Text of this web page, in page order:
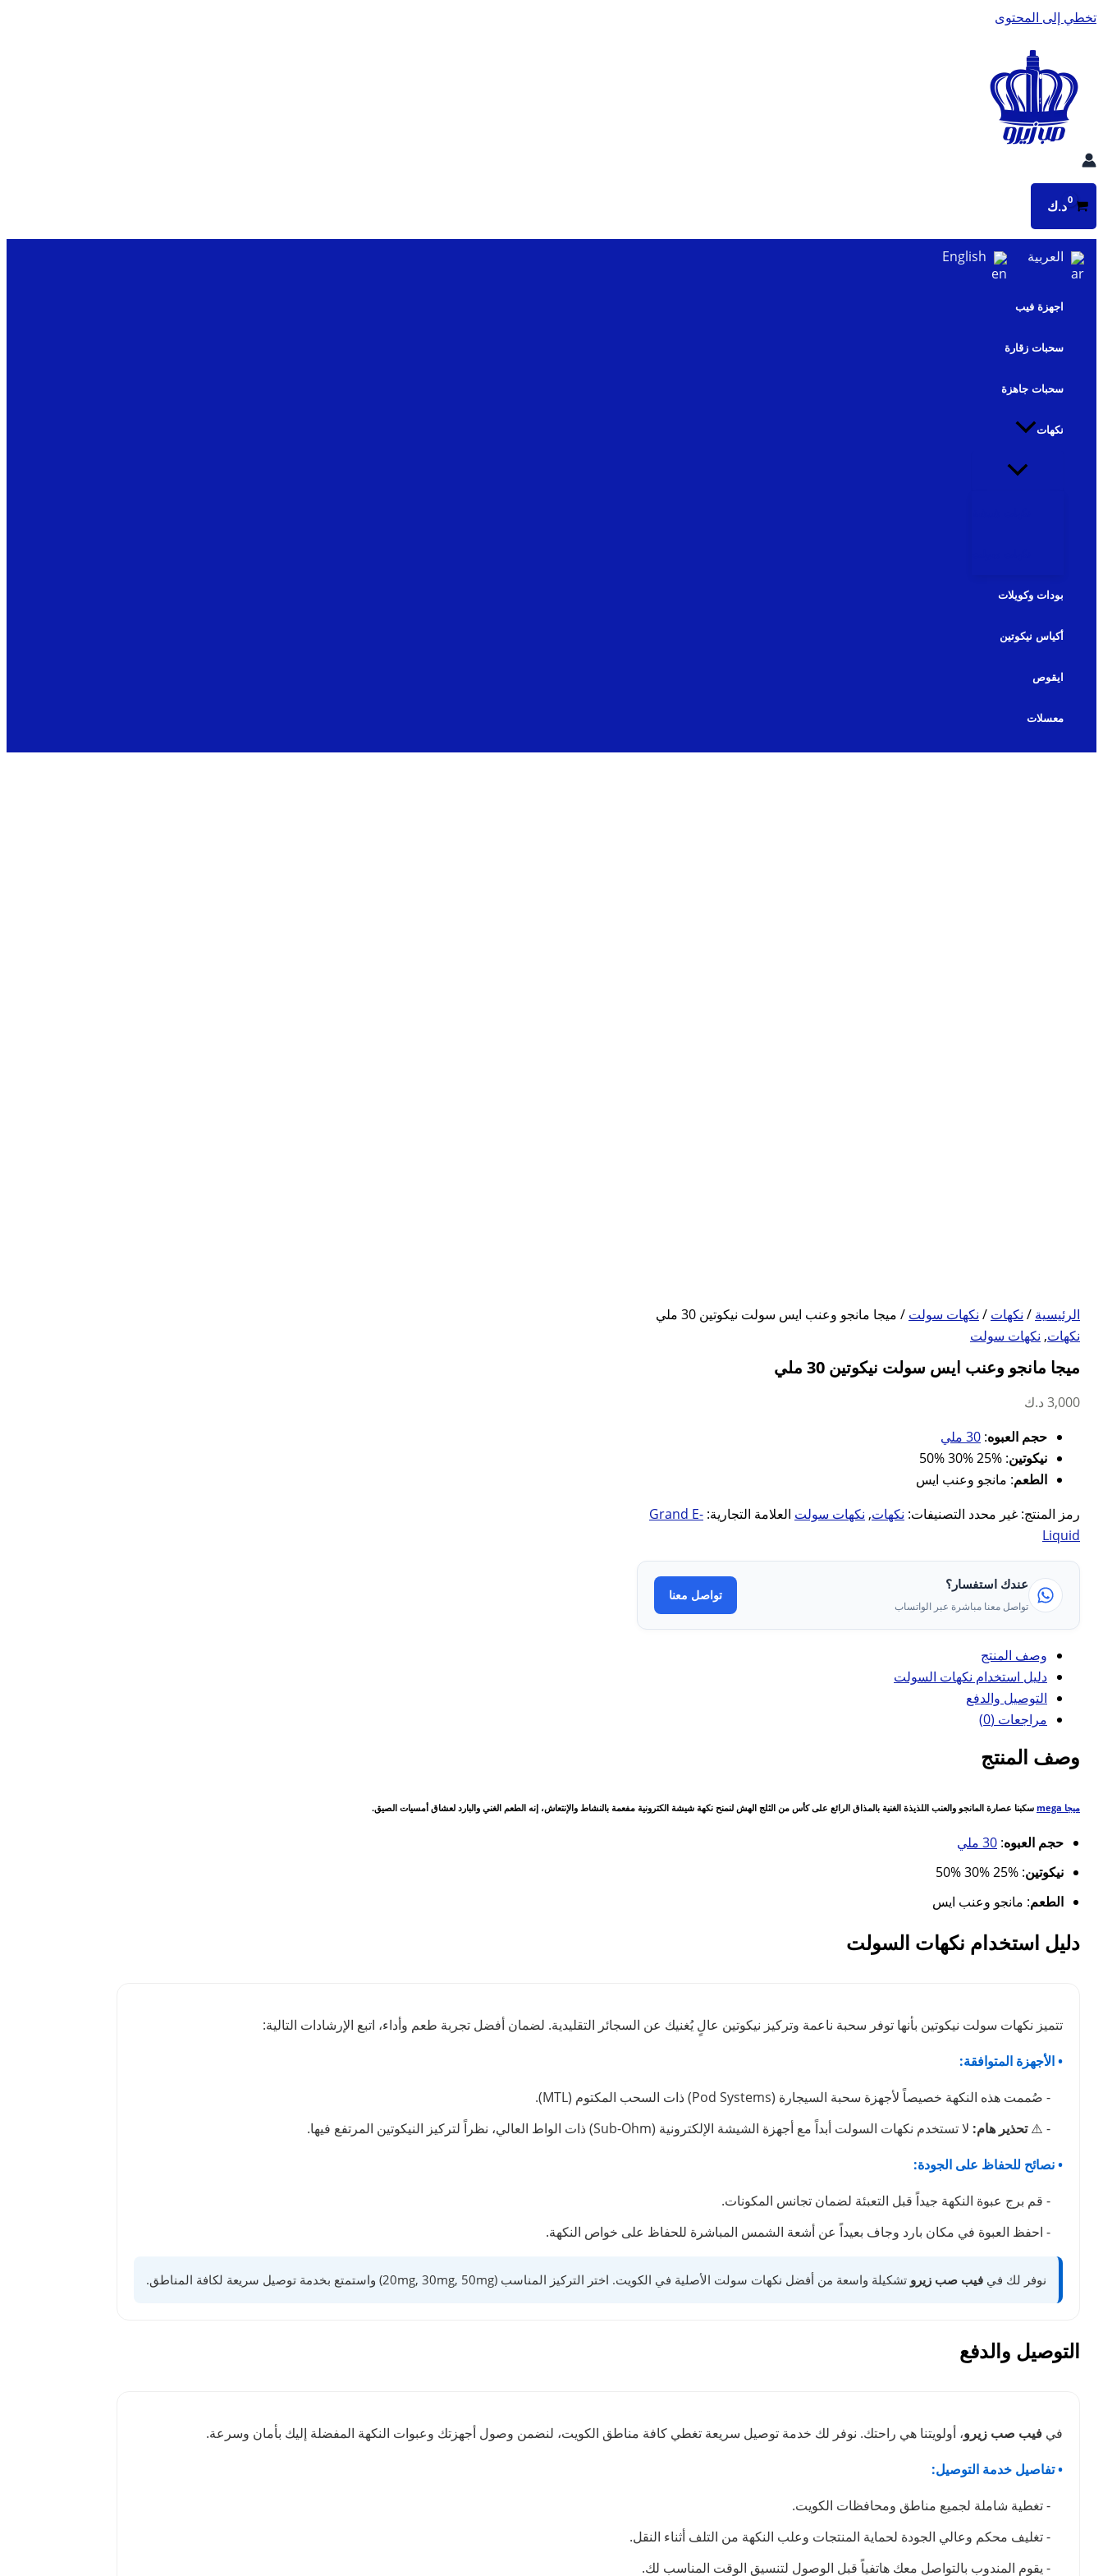
تخطي إلى المحتوى
د.ك
العربية English
اجهزة فيب
سحبات زقارة
سحبات جاهزة
نكهات
بودات وكويلات
أكياس نيكوتين
ايقوص
معسلات
الرئيسية / نكهات / نكهات سولت / ميجا مانجو وعنب ايس سولت نيكوتين 30 ملي
نكهات, نكهات سولت
ميجا مانجو وعنب ايس سولت نيكوتين 30 ملي
3,000 د.ك
حجم العبوه: 30 ملي
نيكوتين: %25 %30 %50
الطعم: مانجو وعنب ايس
رمز المنتج: غير محدد التصنيفات: نكهات, نكهات سولت العلامة التجارية: Grand E-
Liquid
عندك استفسار؟
تواصل معنا مباشرة عبر الواتساب
تواصل معنا
وصف المنتج
دليل استخدام نكهات السولت
التوصيل والدفع
مراجعات (0)
وصف المنتج
ميجا mega سكبنا عصارة المانجو والعنب اللذيذة الغنية بالمذاق الرائع على كأس من الثلج الهش لنمنح نكهة شيشة الكترونية مفعمة بالنشاط والإنتعاش، إنه الطعم الغني والبارد لعشاق أمسيات الصيق.
حجم العبوه: 30 ملي
نيكوتين: %25 %30 %50
الطعم: مانجو وعنب ايس
دليل استخدام نكهات السولت
تتميز نكهات سولت نيكوتين بأنها توفر سحبة ناعمة وتركيز نيكوتين عالٍ يُغنيك عن السجائر التقليدية. لضمان أفضل تجربة طعم وأداء، اتبع الإرشادات التالية:
• الأجهزة المتوافقة:
- صُممت هذه النكهة خصيصاً لأجهزة سحبة السيجارة (Pod Systems) ذات السحب المكتوم (MTL).
- ⚠️تحذير هام: لا تستخدم نكهات السولت أبداً مع أجهزة الشيشة الإلكترونية (Sub-Ohm) ذات الواط العالي، نظراً لتركيز النيكوتين المرتفع فيها.
• نصائح للحفاظ على الجودة:
- قم برج عبوة النكهة جيداً قبل التعبئة لضمان تجانس المكونات.
- احفظ العبوة في مكان بارد وجاف بعيداً عن أشعة الشمس المباشرة للحفاظ على خواص النكهة.
نوفر لك في فيب صب زيرو تشكيلة واسعة من أفضل نكهات سولت الأصلية في الكويت. اختر التركيز المناسب (20mg, 30mg, 50mg) واستمتع بخدمة توصيل سريعة لكافة المناطق.
التوصيل والدفع
في فيب صب زيرو، أولويتنا هي راحتك. نوفر لك خدمة توصيل سريعة تغطي كافة مناطق الكويت، لنضمن وصول أجهزتك وعبوات النكهة المفضلة إليك بأمان وسرعة.
• تفاصيل خدمة التوصيل:
- تغطية شاملة لجميع مناطق ومحافظات الكويت.
- تغليف محكم وعالي الجودة لحماية المنتجات وعلب النكهة من التلف أثناء النقل.
- يقوم المندوب بالتواصل معك هاتفياً قبل الوصول لتنسيق الوقت المناسب لك.